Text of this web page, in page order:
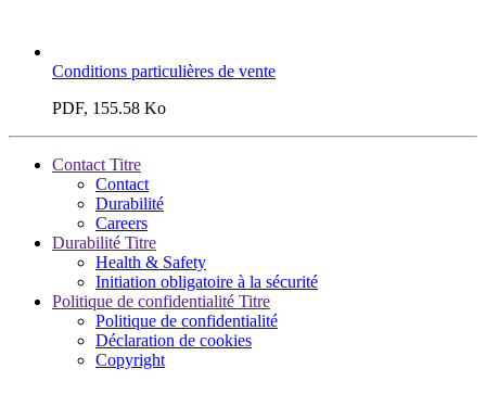
Conditions particulières de vente
PDF, 155.58 Ko
Contact Titre
Contact
Durabilité
Careers
Durabilité Titre
Health & Safety
Initiation obligatoire à la sécurité
Politique de confidentialité Titre
Politique de confidentialité
Déclaration de cookies
Copyright